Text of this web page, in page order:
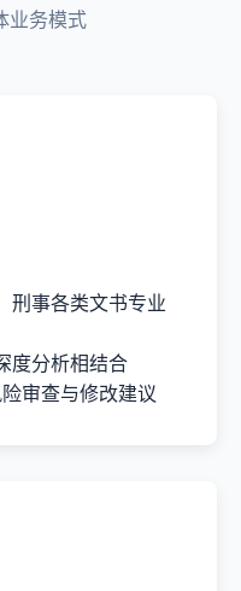
业务模式
刑事各类文书专业
度分析相结合
审查与修改建议